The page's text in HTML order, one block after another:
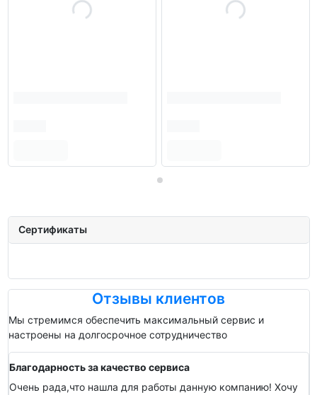
Сертификаты
Отзывы клиентов
Мы стремимся обеспечить максимальный сервис и
настроены на долгосрочное сотрудничество
Благодарность за качество сервиса
Очень рада,что нашла для работы данную компанию! Хочу